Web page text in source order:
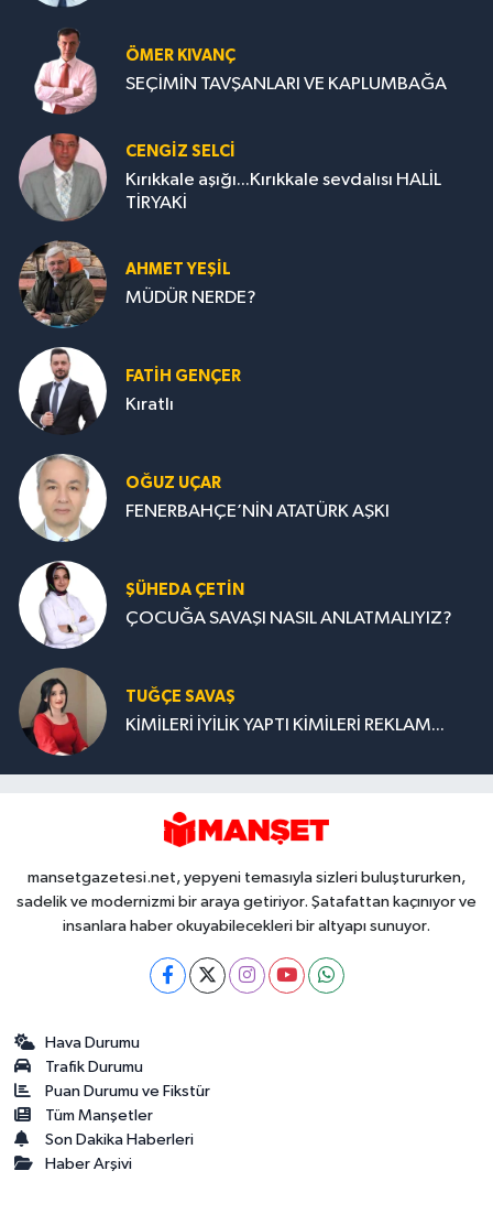
ÖMER KIVANÇ
SEÇİMİN TAVŞANLARI VE KAPLUMBAĞA
CENGİZ SELCİ
Kırıkkale aşığı...Kırıkkale sevdalısı HALİL
TİRYAKİ
AHMET YEŞİL
MÜDÜR NERDE?
FATIH GENÇER
Kıratlı
OĞUZ UÇAR
FENERBAHÇE’NİN ATATÜRK AŞKI
ŞÜHEDA ÇETİN
ÇOCUĞA SAVAŞI NASIL ANLATMALIYIZ?
TUĞÇE SAVAŞ
KİMİLERİ İYİLİK YAPTI KİMİLERİ REKLAM...
mansetgazetesi.net, yepyeni temasıyla sizleri buluştururken,
sadelik ve modernizmi bir araya getiriyor. Şatafattan kaçınıyor ve
insanlara haber okuyabilecekleri bir altyapı sunuyor.
Hava Durumu
Trafik Durumu
Puan Durumu ve Fikstür
Tüm Manşetler
Son Dakika Haberleri
Haber Arşivi